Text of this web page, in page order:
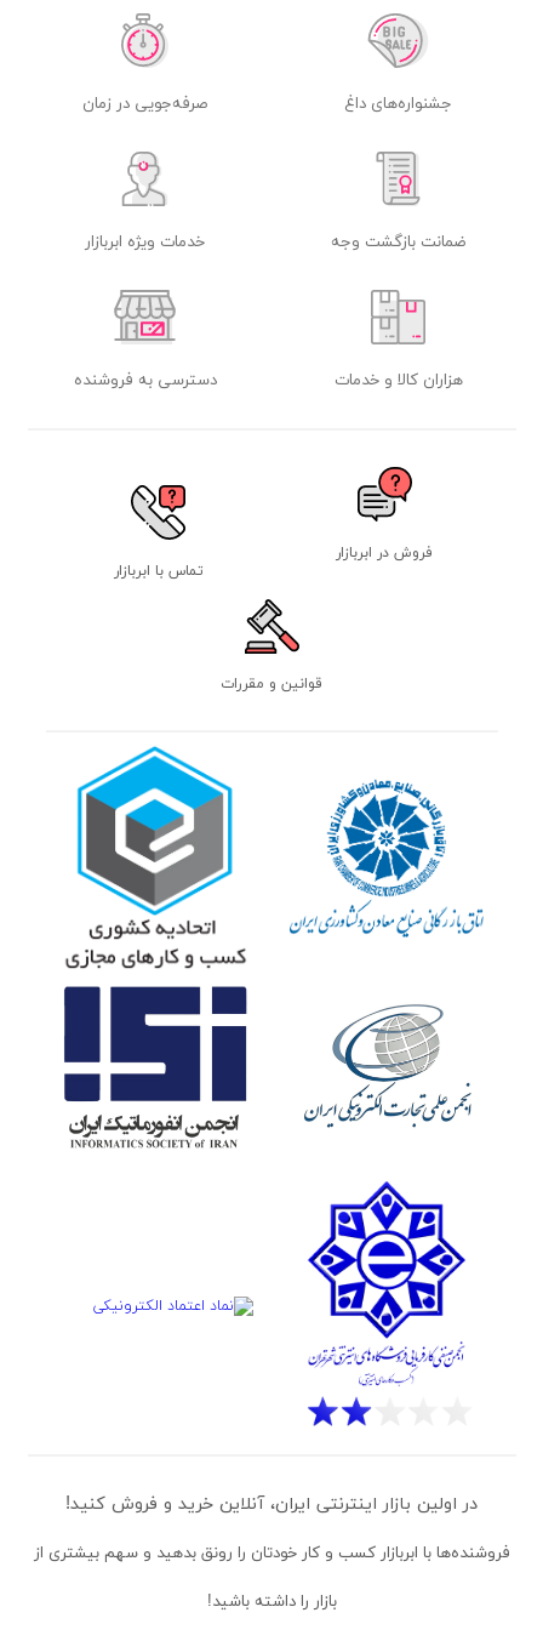
جشنواره‌های داغ صرفه‌جویی در زمان
ضمانت بازگشت وجه خدمات ویژه ابربازار
هزاران کالا و خدمات دسترسی به فروشنده
فروش در ابربازار
تماس با ابربازار
قوانین و مقررات
در اولین بازار اینترنتی ایران، آنلاین خرید و فروش کنید!
فروشنده‌ها با ابربازار کسب و کار خودتان را رونق بدهید و سهم بیشتری از
بازار را داشته باشید!